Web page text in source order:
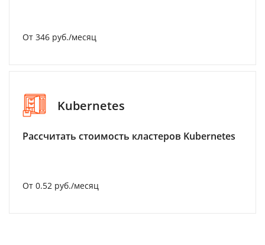
От 346 руб./месяц
Kubernetes
Рассчитать стоимость кластеров Kubernetes
От 0.52 руб./месяц